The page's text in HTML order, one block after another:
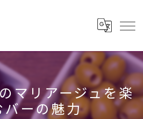
マリアージュを楽
バーの魅力